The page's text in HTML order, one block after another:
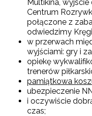
Multikina,
Centrum
połączone z
odwiedzimy
w przerwach
wyjściami: gry i
opiekę
trenerów
pamiątkowa
ubezpieczenie
i oczywiście
czas;